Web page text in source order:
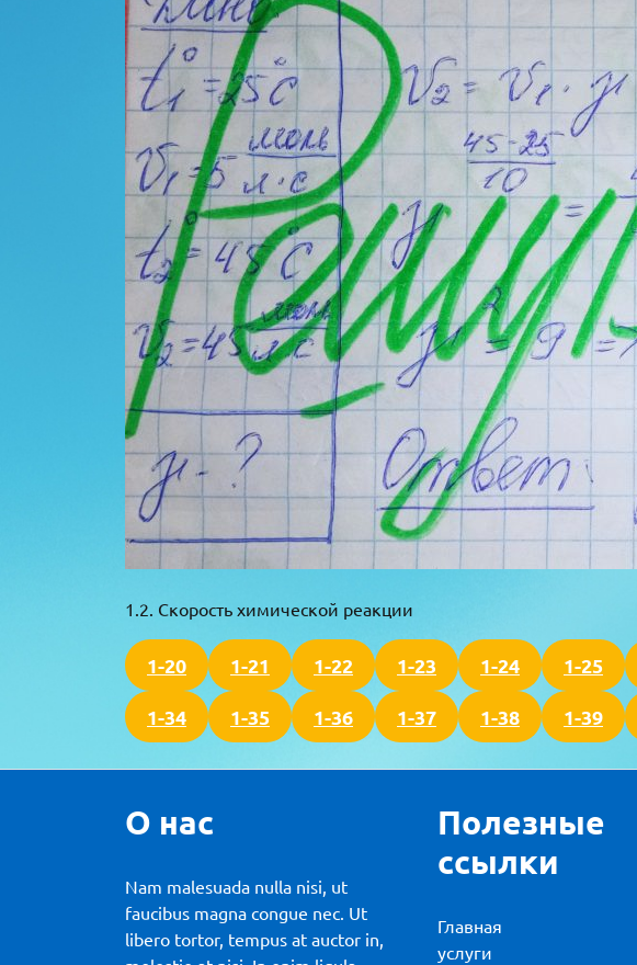
1.2. Скорость химической реакции
1-20 1-21 1-22 1-23 1-24 1-25
1-34 1-35 1-36 1-37 1-38 1-39
О нас
Nam malesuada nulla nisi, ut
faucibus magna congue nec. Ut
libero tortor, tempus at auctor in,
Полезные
ссылки
Главная
услуги